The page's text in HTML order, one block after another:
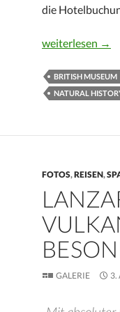
die
London – trotz
weiterlesen →
BRITISH MUSEUM
NATURAL
FOTOS,REISEN,
GALERIE 3.